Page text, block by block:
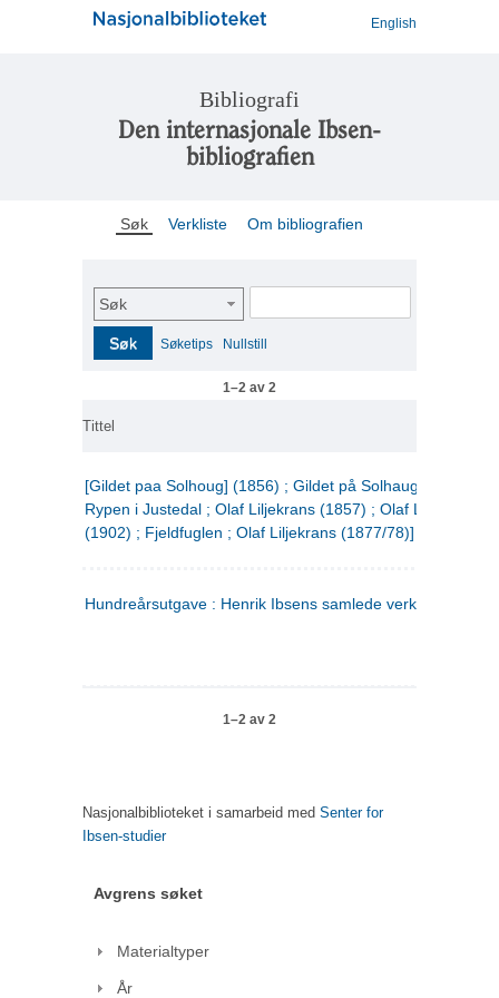
English
Bibliografi
Den internasjonale Ibsen-
bibliografien
Søk Verkliste Om bibliografien
Søk
Søk Søketips Nullstill
1–2 av 2
Tittel
[Gildet paa Solhoug] (1856) ; Gildet på Solhaug (1883) ;
Rypen i Justedal ; Olaf Liljekrans (1857) ; Olaf Liljekrans
(1902) ; Fjeldfuglen ; Olaf Liljekrans (1877/78)]
Hundreårsutgave : Henrik Ibsens samlede verker. 3
1–2 av 2
Nasjonalbiblioteket i samarbeid med Senter for
Ibsen-studier
Avgrens søket
Materialtyper
År